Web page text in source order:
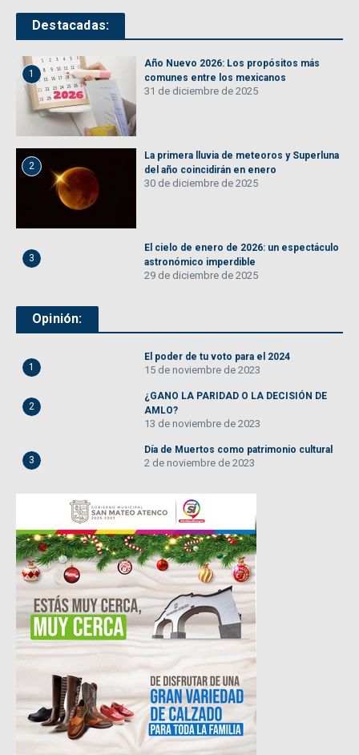
Destacadas:
1
Año Nuevo 2026: Los propósitos más
comunes entre los mexicanos
31 de diciembre de 2025
2
La primera lluvia de meteoros y Superluna
del año coincidirán en enero
30 de diciembre de 2025
3
El cielo de enero de 2026: un espectáculo
astronómico imperdible
29 de diciembre de 2025
Opinión:
1
El poder de tu voto para el 2024
15 de noviembre de 2023
2
¿GANO LA PARIDAD O LA DECISIÓN DE
AMLO?
13 de noviembre de 2023
3
Día de Muertos como patrimonio cultural
2 de noviembre de 2023